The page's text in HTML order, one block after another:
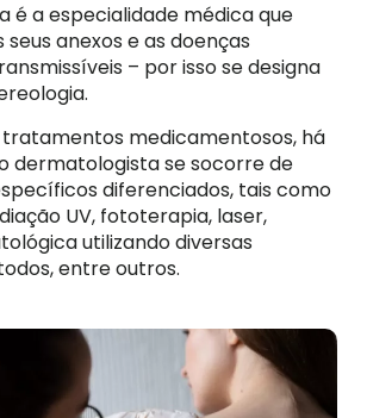
é a especialidade médica que
anexos e as doenças
– por isso se designa
tratamentos medicamentosos, há
dermatologista se socorre de
diferenciados, tais como
UV, fototerapia, laser,
utilizando diversas
entre outros.